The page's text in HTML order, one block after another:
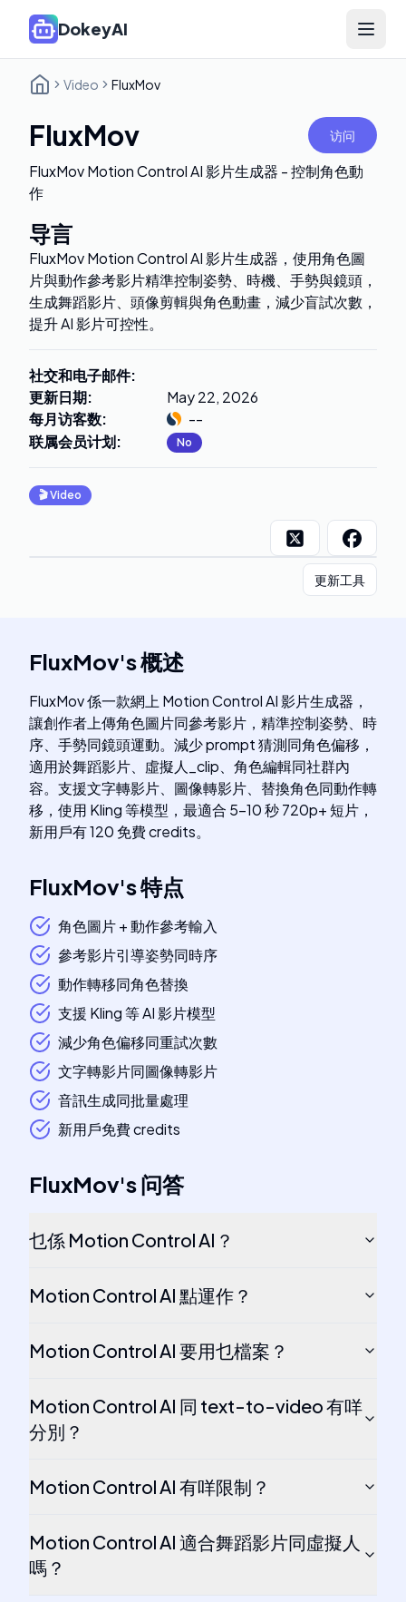
DokeyAI Open
Video FluxMov
FluxMov 访问
FluxMov Motion Control AI 影片生成器 - 控制角色動
作
导言
FluxMov Motion Control AI 影片生成器，使用角色圖
片與動作參考影片精準控制姿勢、時機、手勢與鏡頭，
生成舞蹈影片、頭像剪輯與角色動畫，減少盲試次數，
提升 AI 影片可控性。
社交和电子邮件:
更新日期:
May 22, 2026
每月访客数:
--
联属会员计划: No
🎬Video
更新工具
FluxMov's概述
FluxMov 係一款網上 Motion Control AI 影片生成器，
讓創作者上傳角色圖片同參考影片，精準控制姿勢、時
序、手勢同鏡頭運動。減少 prompt 猜測同角色偏移，
適用於舞蹈影片、虛擬人_clip、角色編輯同社群內
容。支援文字轉影片、圖像轉影片、替換角色同動作轉
移，使用 Kling 等模型，最適合 5-10 秒 720p+ 短片，
新用戶有 120 免費 credits。
FluxMov's特点
角色圖片 + 動作參考輸入
參考影片引導姿勢同時序
動作轉移同角色替換
支援 Kling 等 AI 影片模型
減少角色偏移同重試次數
文字轉影片同圖像轉影片
音訊生成同批量處理
新用戶免費 credits
FluxMov's问答
乜係 Motion Control AI？
Motion Control AI 點運作？
Motion Control AI 要用乜檔案？
Motion Control AI 同 text-to-video 有咩
分別？
Motion Control AI 有咩限制？
Motion Control AI 適合舞蹈影片同虛擬人
嗎？